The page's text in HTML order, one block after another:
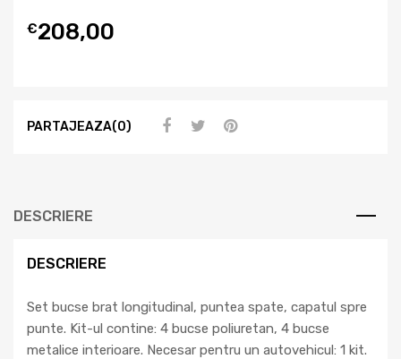
€208,00
PARTAJEAZA(0)
DESCRIERE
DESCRIERE
Set bucse brat longitudinal, puntea spate, capatul spre
punte. Kit-ul contine: 4 bucse poliuretan, 4 bucse
metalice interioare. Necesar pentru un autovehicul: 1 kit.